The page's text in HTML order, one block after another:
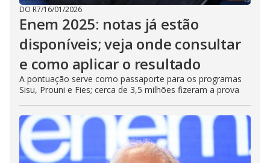
DO R7/16/01/2026
Enem 2025: notas já estão
disponíveis; veja onde consultar
e como aplicar o resultado
A pontuação serve como passaporte para os programas
Sisu, Prouni e Fies; cerca de 3,5 milhões fizeram a prova